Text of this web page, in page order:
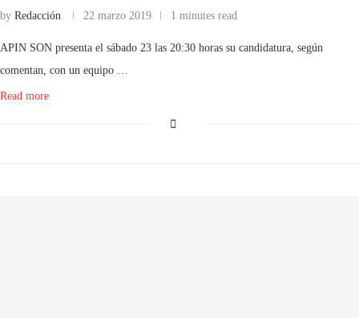
by Redacción 22 marzo 2019 1 minutes read
APIN SON presenta el sábado 23 las 20:30 horas su candidatura, según
comentan, con un equipo …
Read more